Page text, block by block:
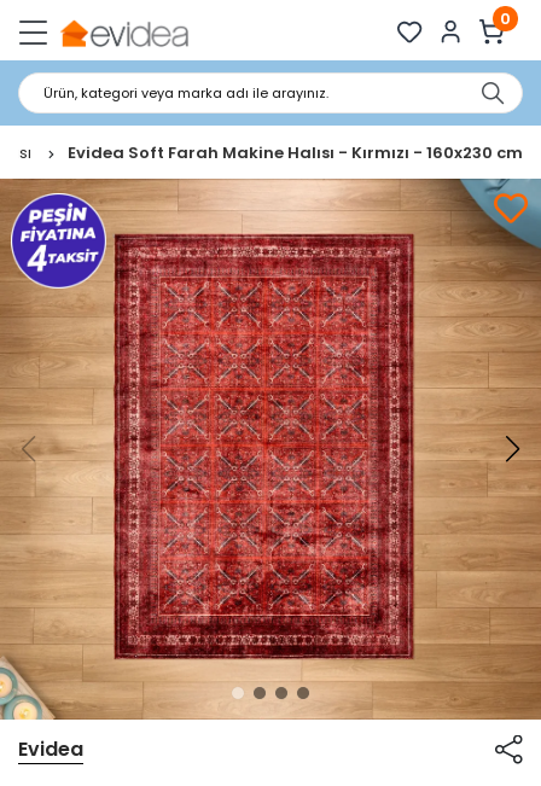
0
Ürün, kategori veya marka adı ile arayınız.
Evidea Soft Farah Makine Halısı - Kırmızı - 160x230 cm
Evidea